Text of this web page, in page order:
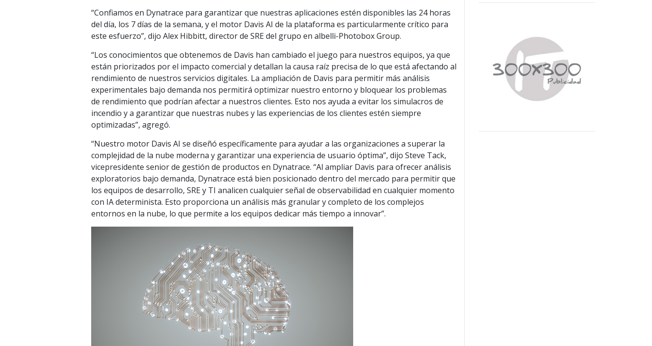
“Confiamos en Dynatrace para garantizar que nuestras aplicaciones estén disponibles las 24 horas
del día, los 7 días de la semana, y el motor Davis AI de la plataforma es particularmente crítico para
este esfuerzo”, dijo Alex Hibbitt, director de SRE del grupo en albelli-Photobox Group.
“Los conocimientos que obtenemos de Davis han cambiado el juego para nuestros equipos, ya que
están priorizados por el impacto comercial y detallan la causa raíz precisa de lo que está afectando al
rendimiento de nuestros servicios digitales. La ampliación de Davis para permitir más análisis
experimentales bajo demanda nos permitirá optimizar nuestro entorno y bloquear los problemas
de rendimiento que podrían afectar a nuestros clientes. Esto nos ayuda a evitar los simulacros de
incendio y a garantizar que nuestras nubes y las experiencias de los clientes estén siempre
optimizadas”, agregó.
“Nuestro motor Davis AI se diseñó específicamente para ayudar a las organizaciones a superar la
complejidad de la nube moderna y garantizar una experiencia de usuario óptima”, dijo Steve Tack,
vicepresidente senior de gestión de productos en Dynatrace. “Al ampliar Davis para ofrecer análisis
exploratorios bajo demanda, Dynatrace está bien posicionado dentro del mercado para permitir que
los equipos de desarrollo, SRE y TI analicen cualquier señal de observabilidad en cualquier momento
con IA determinista. Esto proporciona un análisis más granular y completo de los complejos
entornos en la nube, lo que permite a los equipos dedicar más tiempo a innovar”.